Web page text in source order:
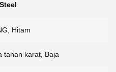
Hitam
tahan karat, Baja